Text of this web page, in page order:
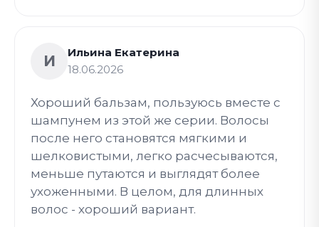
И
Ильина Екатерина
18.06.2026
Хороший бальзам, пользуюсь вместе с
шампунем из этой же серии. Волосы
после него становятся мягкими и
шелковистыми, легко расчесываются,
меньше путаются и выглядят более
ухоженными. В целом, для длинных
волос - хороший вариант.